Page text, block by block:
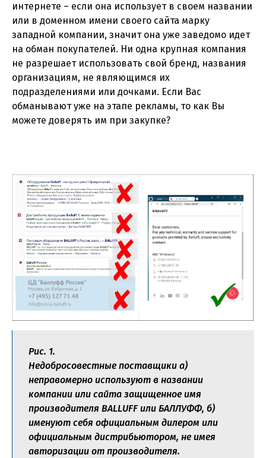
интернете – если она использует в своем названии
или в доменном имени своего сайта марку
западной компании, значит она уже заведомо идет
на обман покупателей. Ни одна крупная компания
не разрешает использовать свой бренд, названия
организациям, не являющимся их
подразделениями или дочками. Если Вас
обманывают уже на этапе рекламы, то как Вы
можете доверять им при закупке?
Рис. 1.
Недобросовестные поставщики а)
неправомерно используют в названии
компании или сайта защищенное имя
производителя BALLUFF или БАЛЛУФФ, б)
именуют себя официальным дилером или
официальным дистрибьютором, не имея
авторизации от производителя.